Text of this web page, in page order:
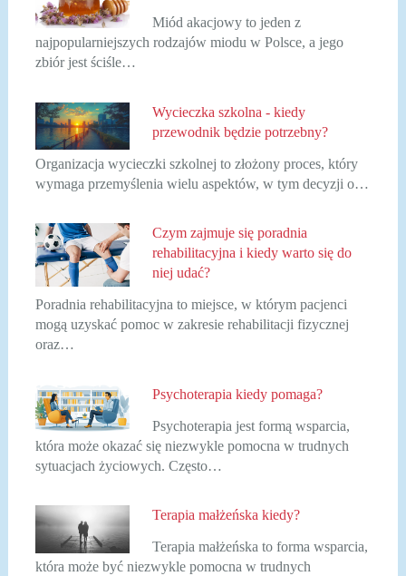
Miód akacjowy to jeden z
najpopularniejszych rodzajów miodu w Polsce, a jego
zbiór jest ściśle…
Wycieczka szkolna - kiedy
przewodnik będzie potrzebny?
Organizacja wycieczki szkolnej to złożony proces, który
wymaga przemyślenia wielu aspektów, w tym decyzji o…
Czym zajmuje się poradnia
rehabilitacyjna i kiedy warto się do
niej udać?
Poradnia rehabilitacyjna to miejsce, w którym pacjenci
mogą uzyskać pomoc w zakresie rehabilitacji fizycznej
oraz…
Psychoterapia kiedy pomaga?
Psychoterapia jest formą wsparcia,
która może okazać się niezwykle pomocna w trudnych
sytuacjach życiowych. Często…
Terapia małżeńska kiedy?
Terapia małżeńska to forma wsparcia,
która może być niezwykle pomocna w trudnych